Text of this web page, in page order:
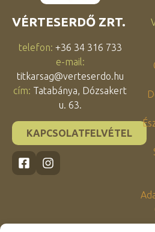
VÉRTESERDŐ ZRT.
telefon: +36 34 316 733
e-mail:
titkarsag@verteserdo.hu
cím: Tatabánya, Dózsakert
u. 63.
KAPCSOLATFELVÉTEL